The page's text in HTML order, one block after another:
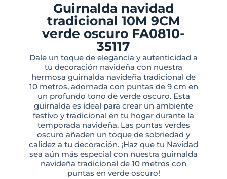
Guirnalda navidad
tradicional 10M 9CM
verde oscuro FA0810-
35117
Dale un toque de elegancia y autenticidad a
tu decoración navideña con nuestra
hermosa guirnalda navideña tradicional de
10 metros, adornada con puntas de 9 cm en
un profundo tono de verde oscuro. Esta
guirnalda es ideal para crear un ambiente
festivo y tradicional en tu hogar durante la
temporada navideña. Las puntas verdes
oscuro añaden un toque de sobriedad y
calidez a tu decoración. ¡Haz que tu Navidad
sea aún más especial con nuestra guirnalda
navideña tradicional de 10 metros con
puntas en verde oscuro!